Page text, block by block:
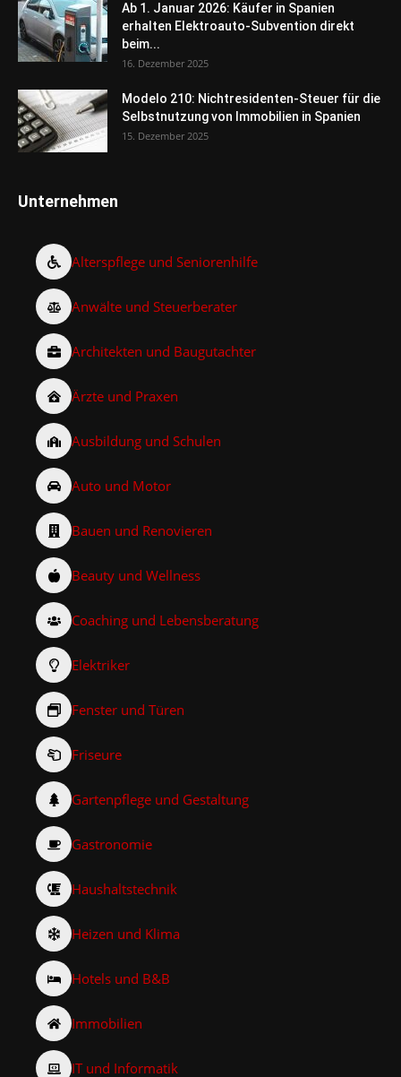
Ab 1. Januar 2026: Käufer in Spanien
erhalten Elektroauto-Subvention direkt
beim...
16. Dezember 2025
Modelo 210: Nichtresidenten-Steuer für die
Selbstnutzung von Immobilien in Spanien
15. Dezember 2025
Unternehmen
Alterspflege und Seniorenhilfe
Anwälte und Steuerberater
Architekten und Baugutachter
Ärzte und Praxen
Ausbildung und Schulen
Auto und Motor
Bauen und Renovieren
Beauty und Wellness
Coaching und Lebensberatung
Elektriker
Fenster und Türen
Friseure
Gartenpflege und Gestaltung
Gastronomie
Haushaltstechnik
Heizen und Klima
Hotels und B&B
Immobilien
IT und Informatik